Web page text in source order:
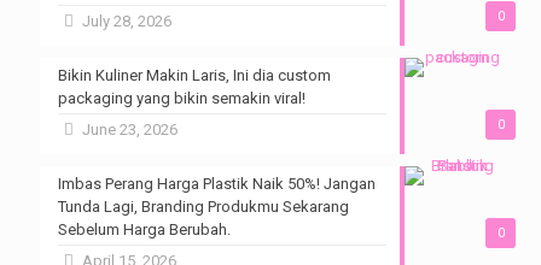
0
July 28, 2026
0
Bikin Kuliner Makin Laris, Ini dia custom
packaging yang bikin semakin viral!
June 23, 2026
0
Imbas Perang Harga Plastik Naik 50%! Jangan
Tunda Lagi, Branding Produkmu Sekarang
Sebelum Harga Berubah.
April 15, 2026